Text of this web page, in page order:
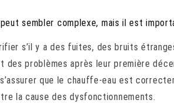
sembler complexe, mais il est
s’il y a des fuites, des bruits
problèmes après leur première
que le chauffe-eau est
la cause des dysfonctionnements.